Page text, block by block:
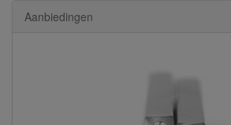
Aanbiedingen